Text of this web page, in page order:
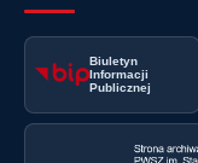
Biuletyn
Informacji
Publicznej